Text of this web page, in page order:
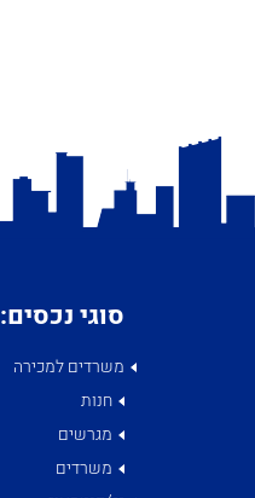
סוגי נכסים:
משרדים למכירה
חנות
מגרשים
משרדים